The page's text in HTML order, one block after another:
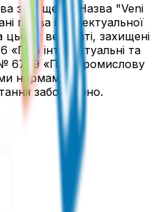
захищено. Назва "Veni
права інтелектуальної
цьому вебсайті, захищені
інтелектуальні та
6769 «Про промислову
нормами.
заборонено.